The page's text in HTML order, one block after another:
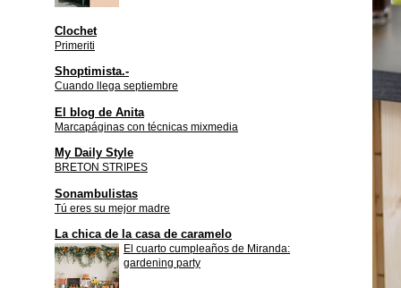
Clochet
Primeriti
Shoptimista.-
Cuando llega septiembre
El blog de Anita
Marcapáginas con técnicas mixmedia
My Daily Style
BRETON STRIPES
Sonambulistas
Tú eres su mejor madre
La chica de la casa de caramelo
El cuarto cumpleaños de Miranda:
gardening party